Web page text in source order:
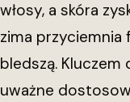
włosy, a skóra
zima
bledszą.
uważne